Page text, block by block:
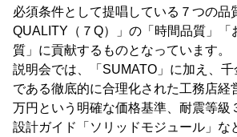
必須条件として提唱している７つの品
QUALITY（７Q）」の「時間品質」「
質」に貢献するものとなっています。
説明会では、「SUMATO」に加え、
である徹底的に合理化された工務店経
万円という明確な価格基準、耐震等級
設計ガイド「ソリッドモジュール」な